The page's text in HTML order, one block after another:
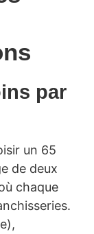
par
un 65
de deux
chaque